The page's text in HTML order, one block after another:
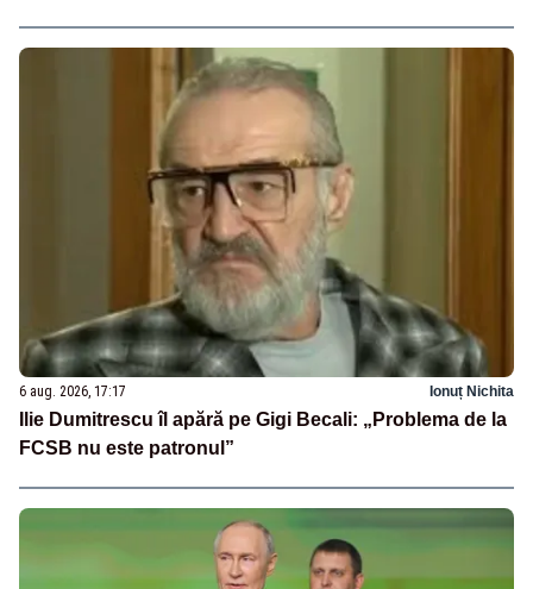
6 aug. 2026, 17:17 Ionuț Nichita
Ilie Dumitrescu îl apără pe Gigi Becali: „Problema de la
FCSB nu este patronul”